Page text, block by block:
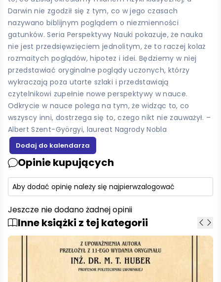
Darwin nie zgodził się z tym, co w jego czasach
nazywano biblijnym poglądem o niezmienności
gatunków. Seria Perspektywy Nauki pokazuje, że nauka
nie jest przedsięwzięciem jednolitym, że to raczej kolaż
rozmaitych poglądów, hipotez i idei. Będziemy w niej
przedstawiać oryginalne poglądy uczonych, którzy
wykraczają poza utarte szlaki i przedstawiają
czytelnikowi zupełnie nowe perspektywy w nauce.
Odkrycie w nauce polega na tym, że widząc to, co
wszyscy inni, dostrzega się to, czego nikt nie zauważył. –
Albert Szent-Györgyi, laureat Nagrody Nobla
Opinie kupujących
Aby dodać opinię należy się najpierwzalogować
Jeszcze nie dodano żadnej opinii
Inne książki z tej kategorii